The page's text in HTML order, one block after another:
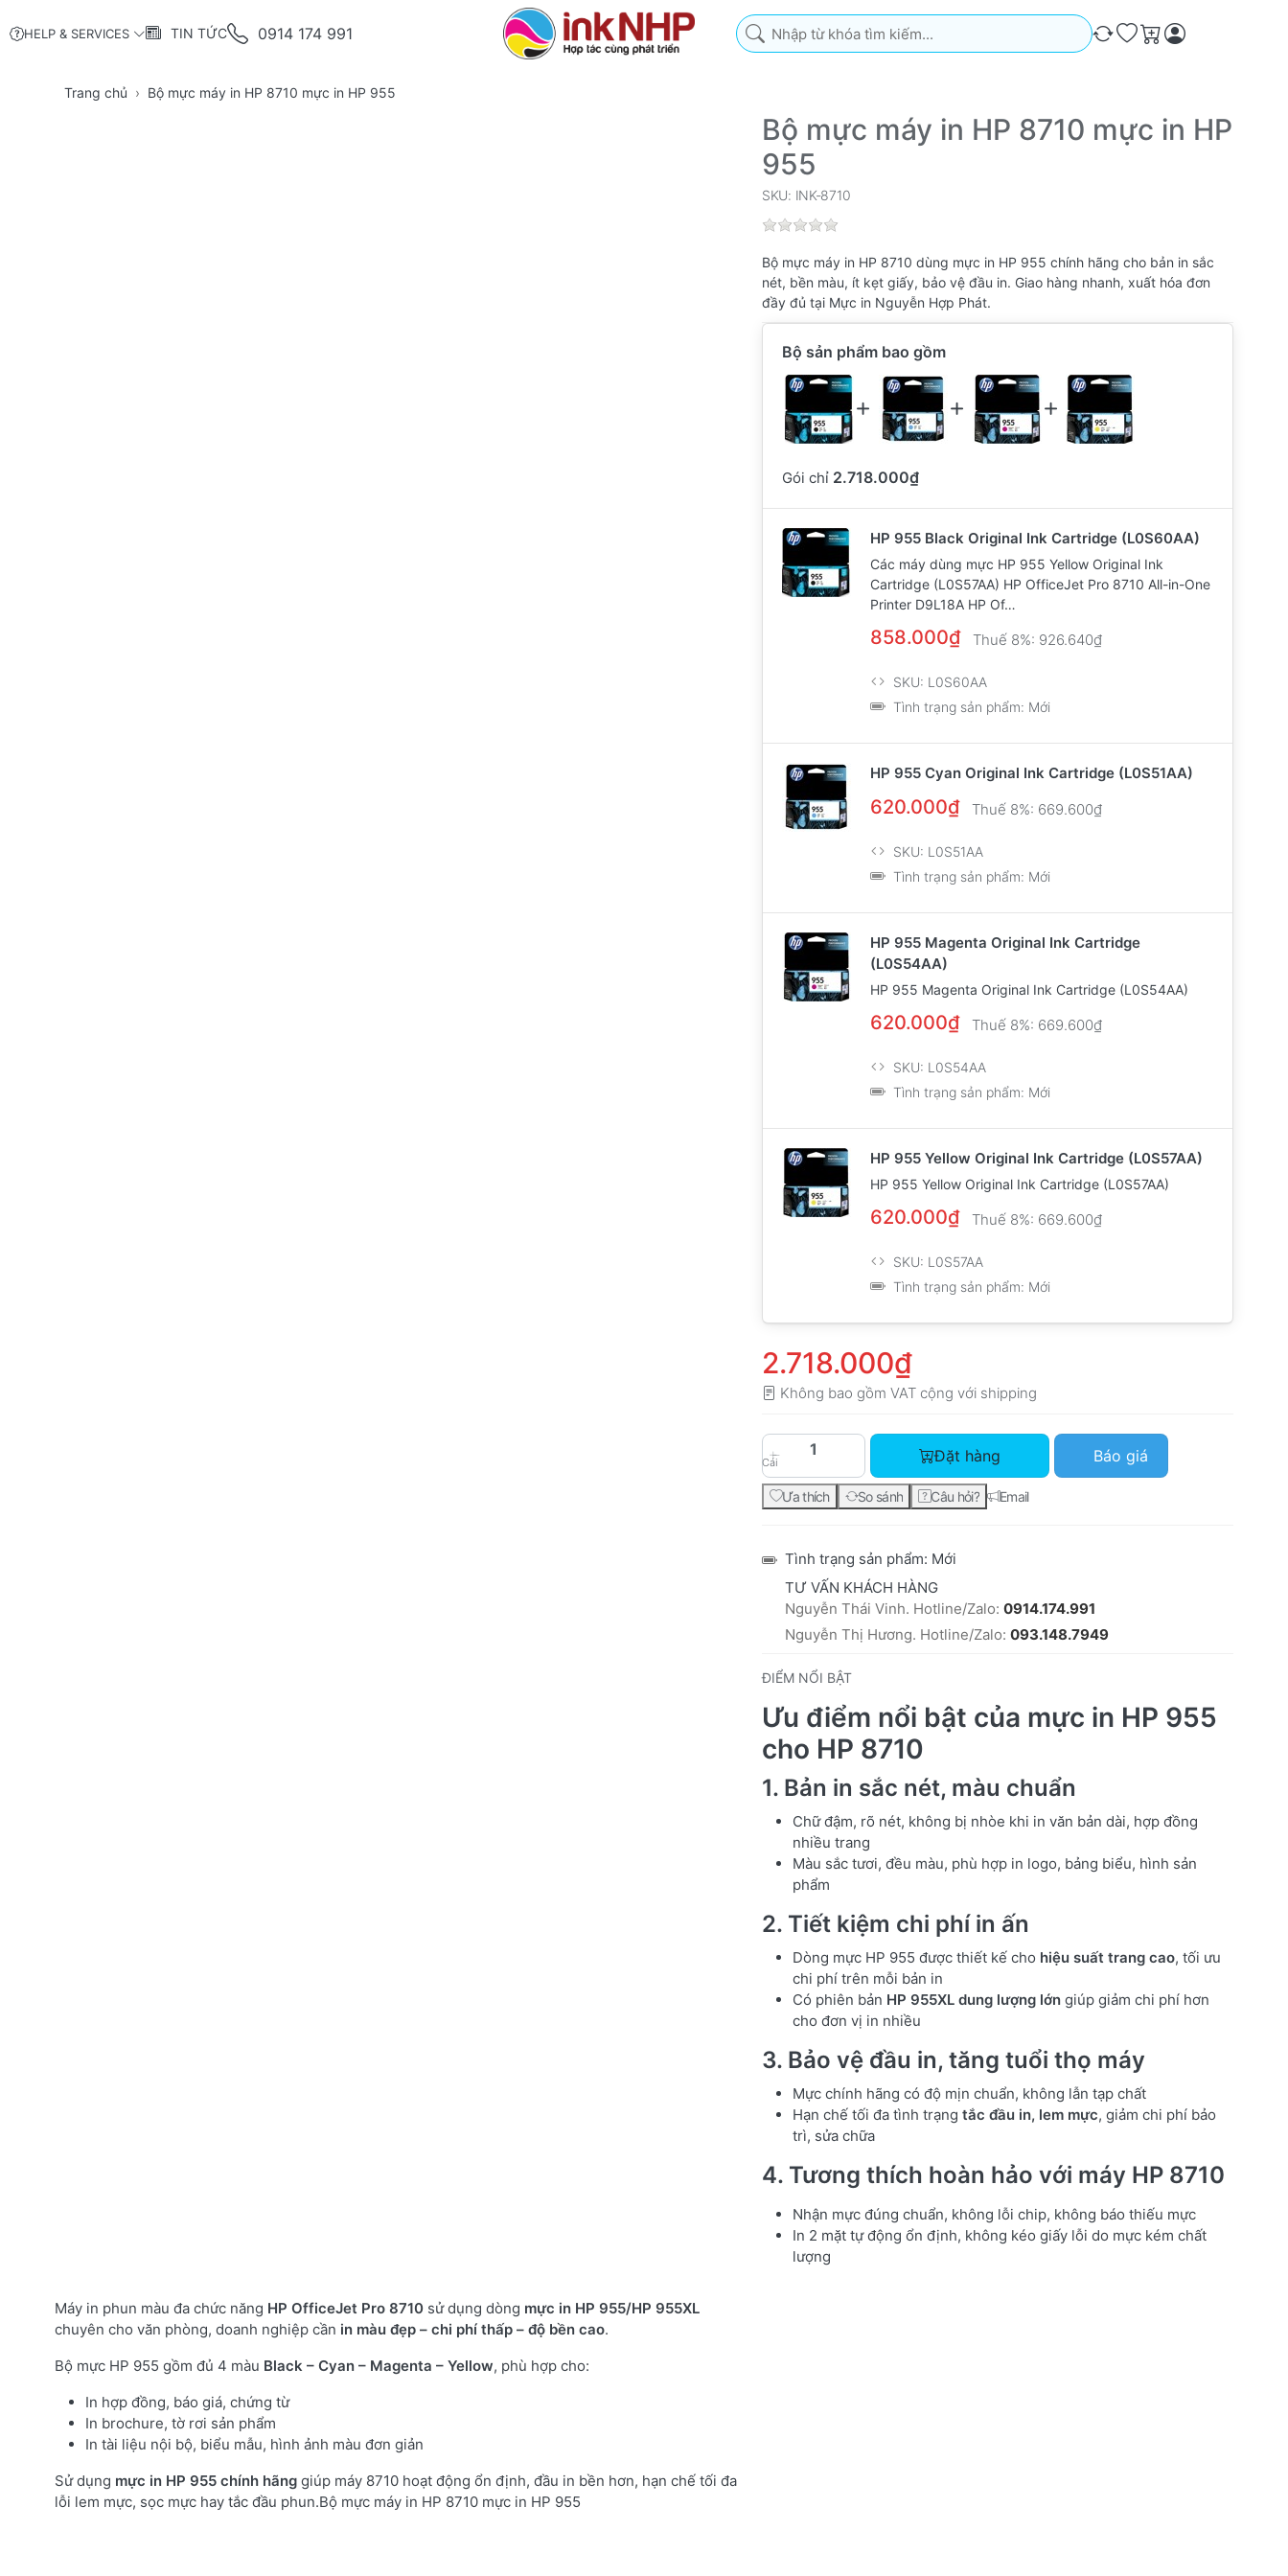
HELP & SERVICES TIN TỨC 0914 174 991
Nhập từ khóa tìm kiếm. Kết quả sẽ tự động xuất hiện khi bạn nhập. Nhấn phím
So sánh
Ưa thích
Giỏ hàng
Trang chủ Bộ mực máy in HP 8710 mực in HP 955
Bộ mực máy in HP 8710 mực in HP
955
SKU: INK-8710
Bộ mực máy in HP 8710 dùng mực in HP 955 chính hãng cho bản in sắc
nét, bền màu, ít kẹt giấy, bảo vệ đầu in. Giao hàng nhanh, xuất hóa đơn
đầy đủ tại Mực in Nguyễn Hợp Phát.
Bộ sản phẩm bao gồm
Bộ sản phẩm bao gồm
Gói chỉ 2.718.000₫
HP 955 Black Original Ink Cartridge (L0S60AA)
Các máy dùng mực HP 955 Yellow Original Ink
Cartridge (L0S57AA) HP OfficeJet Pro 8710 All-in-One
Printer D9L18A HP Of…
858.000₫ Thuế 8%: 926.640₫
SKU: L0S60AA
Tình trạng sản phẩm: Mới
HP 955 Cyan Original Ink Cartridge (L0S51AA)
620.000₫ Thuế 8%: 669.600₫
SKU: L0S51AA
Tình trạng sản phẩm: Mới
HP 955 Magenta Original Ink Cartridge
(L0S54AA)
HP 955 Magenta Original Ink Cartridge (L0S54AA)
620.000₫ Thuế 8%: 669.600₫
SKU: L0S54AA
Tình trạng sản phẩm: Mới
HP 955 Yellow Original Ink Cartridge (L0S57AA)
HP 955 Yellow Original Ink Cartridge (L0S57AA)
620.000₫ Thuế 8%: 669.600₫
SKU: L0S57AA
Tình trạng sản phẩm: Mới
2.718.000₫
Không bao gồm VAT cộng với shipping
Cái
Bộ mực máy in HP 8710 mực in HP 955 với giá 2.718.000₫.
Đặt hàng Báo giá
Ưa thích So sánh Câu hỏi? Email
Tình trạng sản phẩm: Mới
TƯ VẤN KHÁCH HÀNG
Nguyễn Thái Vinh. Hotline/Zalo: 0914.174.991
Nguyễn Thị Hương. Hotline/Zalo: 093.148.7949
ĐIỂM NỔI BẬT
Ưu điểm nổi bật của mực in HP 955
cho HP 8710
1. Bản in sắc nét, màu chuẩn
Chữ đậm, rõ nét, không bị nhòe khi in văn bản dài, hợp đồng
nhiều trang
Màu sắc tươi, đều màu, phù hợp in logo, bảng biểu, hình sản
phẩm
2. Tiết kiệm chi phí in ấn
Dòng mực HP 955 được thiết kế cho hiệu suất trang cao, tối ưu
chi phí trên mỗi bản in
Có phiên bản HP 955XL dung lượng lớn giúp giảm chi phí hơn
cho đơn vị in nhiều
3. Bảo vệ đầu in, tăng tuổi thọ máy
Mực chính hãng có độ mịn chuẩn, không lẫn tạp chất
Hạn chế tối đa tình trạng tắc đầu in, lem mực, giảm chi phí bảo
trì, sửa chữa
4. Tương thích hoàn hảo với máy HP 8710
Nhận mực đúng chuẩn, không lỗi chip, không báo thiếu mực
In 2 mặt tự động ổn định, không kéo giấy lỗi do mực kém chất
lượng
Máy in phun màu đa chức năng HP OfficeJet Pro 8710 sử dụng dòng mực in HP 955/HP 955XL
chuyên cho văn phòng, doanh nghiệp cần in màu đẹp – chi phí thấp – độ bền cao.
Bộ mực HP 955 gồm đủ 4 màu Black – Cyan – Magenta – Yellow, phù hợp cho:
In hợp đồng, báo giá, chứng từ
In brochure, tờ rơi sản phẩm
In tài liệu nội bộ, biểu mẫu, hình ảnh màu đơn giản
Sử dụng mực in HP 955 chính hãng giúp máy 8710 hoạt động ổn định, đầu in bền hơn, hạn chế tối đa
lỗi lem mực, sọc mực hay tắc đầu phun.Bộ mực máy in HP 8710 mực in HP 955